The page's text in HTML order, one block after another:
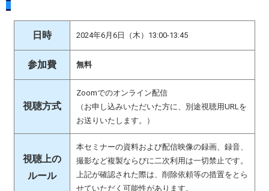
日時 2024年6月6日（木）13:00-13:45
参加費 無料
視聴方式
Zoomでのオンライン配信
（お申し込みいただいた方に、別途視聴用URLを
お送りいたします。）
視聴上の
ルール
本セミナーの資料および配信映像の録画、録音、
撮影など複製ならびに二次利用は一切禁止です。
上記が確認された際は、削除依頼等の措置をとら
せていただく可能性があります。